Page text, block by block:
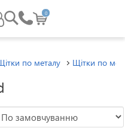
0
по металу Щітки по